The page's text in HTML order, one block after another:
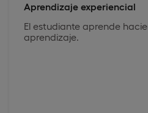
Aprendizaje experiencial
El estudiante aprende
aprendizaje.